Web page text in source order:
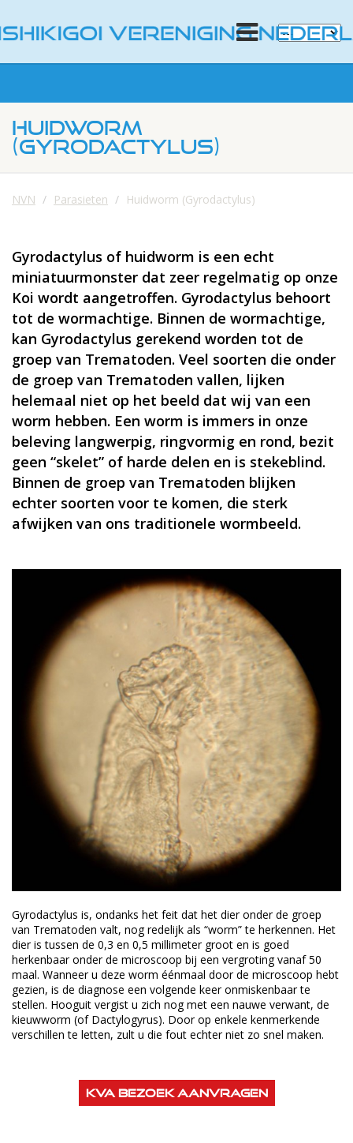
HUIDWORM
(GYRODACTYLUS)
NVN Parasieten Huidworm (Gyrodactylus)
Gyrodactylus of huidworm is een echt
miniatuurmonster dat zeer regelmatig op onze
Koi wordt aangetroffen. Gyrodactylus behoort
tot de wormachtige. Binnen de wormachtige,
kan Gyrodactylus gerekend worden tot de
groep van Trematoden. Veel soorten die onder
de groep van Trematoden vallen, lijken
helemaal niet op het beeld dat wij van een
worm hebben. Een worm is immers in onze
beleving langwerpig, ringvormig en rond, bezit
geen “skelet” of harde delen en is stekeblind.
Binnen de groep van Trematoden blijken
echter soorten voor te komen, die sterk
afwijken van ons traditionele wormbeeld.
Gyrodactylus is, ondanks het feit dat het dier onder de groep
van Trematoden valt, nog redelijk als “worm” te herkennen. Het
dier is tussen de 0,3 en 0,5 millimeter groot en is goed
herkenbaar onder de microscoop bij een vergroting vanaf 50
maal. Wanneer u deze worm éénmaal door de microscoop hebt
gezien, is de diagnose een volgende keer onmiskenbaar te
stellen. Hooguit vergist u zich nog met een nauwe verwant, de
kieuwworm (of Dactylogyrus). Door op enkele kenmerkende
verschillen te letten, zult u die fout echter niet zo snel maken.
KVA bezoek aanvragen